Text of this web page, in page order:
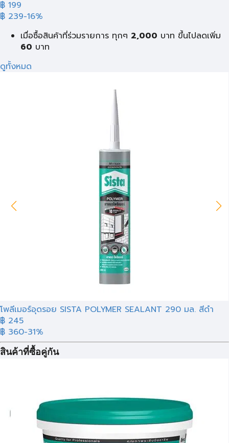
฿ 199
฿ 239-16%
เมื่อซื้อสินค้าที่ร่วมรายการ ทุกๆ 2,000 บาท ขึ้นไปลดเพิ่ม
60 บาท
ดูทั้งหมด
โพลีเมอร์อุดรอย SISTA POLYMER SEALANT 290 มล. สีดำ
฿ 245
฿ 360-31%
สินค้าที่ซื้อคู่กัน